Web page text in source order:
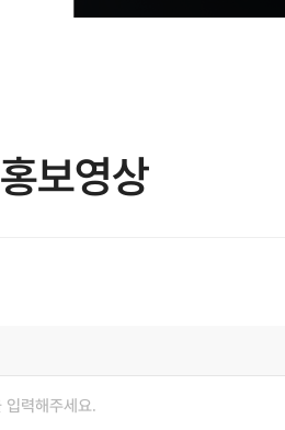
홍보영상